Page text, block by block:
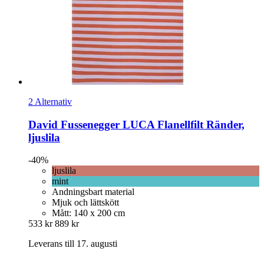
2 Alternativ
David Fussenegger LUCA Flanellfilt Ränder,
ljuslila
-40%
ljuslila
mint
Andningsbart material
Mjuk och lättskött
Mått: 140 x 200 cm
533 kr 889 kr
Leverans till 17. augusti